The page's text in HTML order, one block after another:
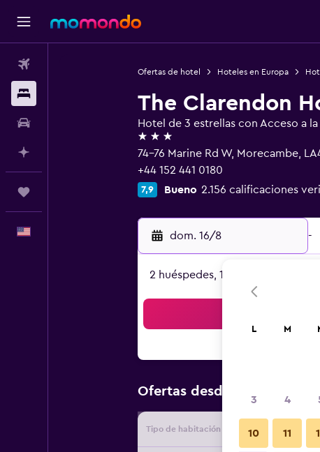
Ofertas de hotel Hoteles en Europa
The Clarendon
Hotel de 3 estrellas con Acceso a la
3 estrellas
74-76 Marine Rd W, Morecambe,
+44 152 441 0180
7,9 Bueno 2.156 calificaciones
dom. 16/8 -
2 huéspedes, 1 habitación
Ofertas desde Oferta
Tipo de habitación Proveedor
L M
3 4
10 11